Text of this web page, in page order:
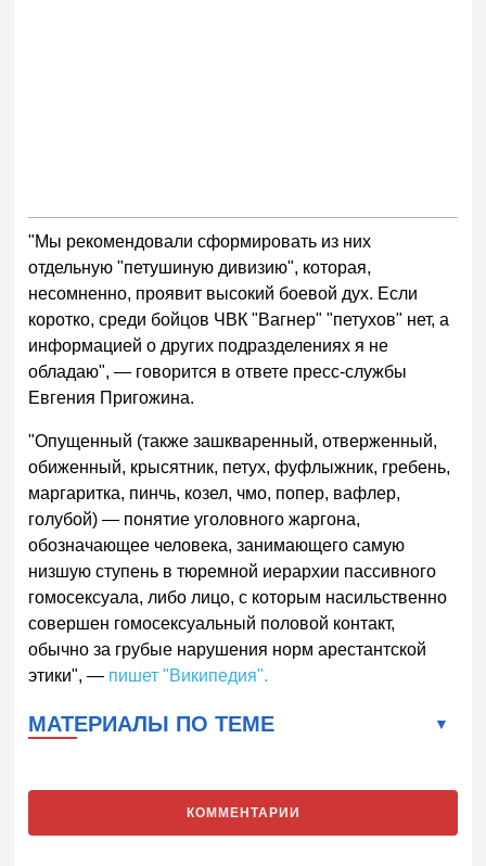
"Мы рекомендовали сформировать из них
отдельную "петушиную дивизию", которая,
несомненно, проявит высокий боевой дух. Если
коротко, среди бойцов ЧВК "Вагнер" "петухов" нет, а
информацией о других подразделениях я не
обладаю", — говорится в ответе пресс-службы
Евгения Пригожина.
"Опущенный (также зашкваренный, отверженный,
обиженный, крысятник, петух, фуфлыжник, гребень,
маргаритка, пинчь, козел, чмо, попер, вафлер,
голубой) — понятие уголовного жаргона,
обозначающее человека, занимающего самую
низшую ступень в тюремной иерархии пассивного
гомосексуала, либо лицо, с которым насильственно
совершен гомосексуальный половой контакт,
обычно за грубые нарушения норм арестантской
этики", — пишет "Википедия".
МАТЕРИАЛЫ ПО ТЕМЕ
КОММЕНТАРИИ